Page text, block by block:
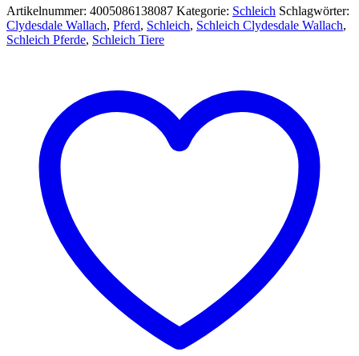
Artikelnummer: 4005086138087 Kategorie: Schleich Schlagwörter:
Clydesdale Wallach, Pferd, Schleich, Schleich Clydesdale Wallach,
Schleich Pferde, Schleich Tiere